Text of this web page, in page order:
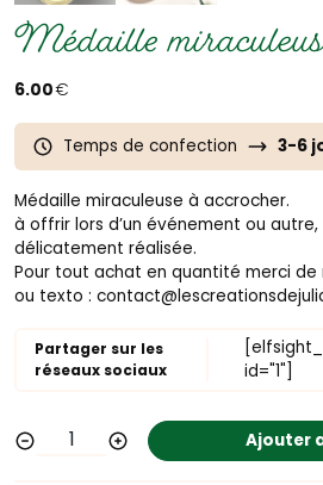
Médaille
6.00€
Temps de confection 3-6
Médaille miraculeuse à accrocher.
à offrir lors d’un événement ou
délicatement réalisée.
Pour tout achat en quantité merci
ou texto :
Partager sur les
réseaux sociaux
id="1"]
Ajouter